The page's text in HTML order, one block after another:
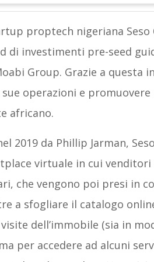
proptech nigeriana
di investimenti pre-seed
Group. Grazie a questa
sue operazioni e
africano.
2019 da Phillip Jarman,
virtuale in cui
che vengono poi presi in
a sfogliare il catalogo
dell’immobile (sia in
per accedere ad alcuni